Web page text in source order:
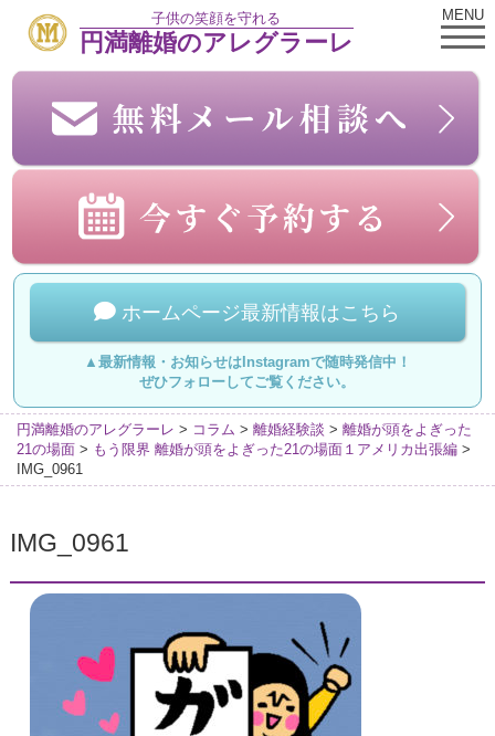
子供の笑顔を守れる
円満離婚のアレグラーレ
MENU
ホームページ最新情報はこちら
▲最新情報・お知らせはInstagramで随時発信中！
ぜひフォローしてご覧ください。
円満離婚のアレグラーレ > コラム > 離婚経験談 > 離婚が頭をよぎった
21の場面 > もう限界 離婚が頭をよぎった21の場面１アメリカ出張編 >
IMG_0961
IMG_0961